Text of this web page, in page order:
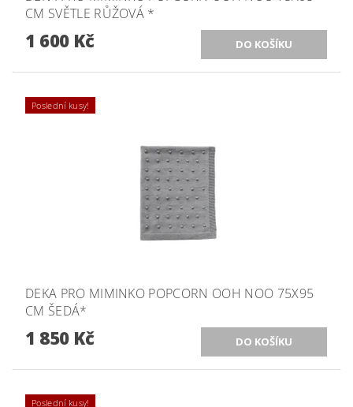
CM SVĚTLE RŮŽOVÁ *
1 600 Kč
Poslední kusy!
DEKA PRO MIMINKO POPCORN OOH NOO 75X95
CM ŠEDÁ*
1 850 Kč
Poslední kusy!